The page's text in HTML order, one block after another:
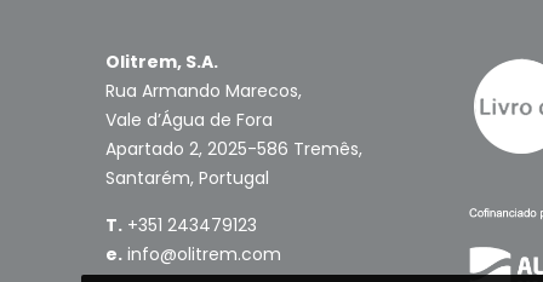
Olitrem, S.A.
Rua Armando Marecos,
Vale d’Água de Fora
Apartado 2, 2025-586 Tremês,
Santarém, Portugal
T. +351 243479123
e. info@olitrem.com